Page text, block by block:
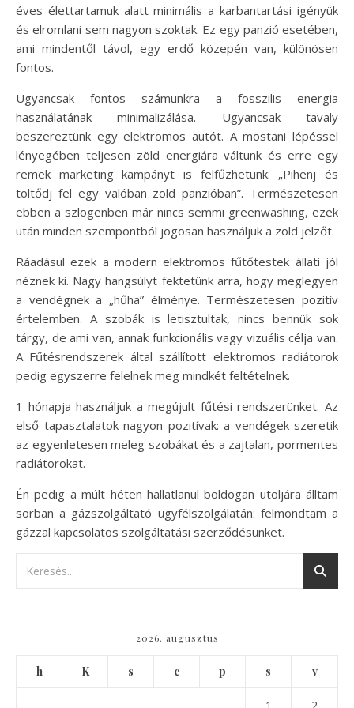
éves élettartamuk alatt minimális a karbantartási igényük
és elromlani sem nagyon szoktak. Ez egy panzió esetében,
ami mindentől távol, egy erdő közepén van, különösen
fontos.
Ugyancsak fontos számunkra a fosszilis energia
használatának minimalizálása. Ugyancsak tavaly
beszereztünk egy elektromos autót. A mostani lépéssel
lényegében teljesen zöld energiára váltunk és erre egy
remek marketing kampányt is felfűzhetünk: „Pihenj és
töltődj fel egy valóban zöld panzióban”. Természetesen
ebben a szlogenben már nincs semmi greenwashing, ezek
után minden szempontból jogosan használjuk a zöld jelzőt.
Ráadásul ezek a modern elektromos fűtőtestek állati jól
néznek ki. Nagy hangsúlyt fektetünk arra, hogy meglegyen
a vendégnek a „hűha” élménye. Természetesen pozitív
értelemben. A szobák is letisztultak, nincs bennük sok
tárgy, de ami van, annak funkcionális vagy vizuális célja van.
A Fűtésrendszerek által szállított elektromos radiátorok
pedig egyszerre felelnek meg mindkét feltételnek.
1 hónapja használjuk a megújult fűtési rendszerünket. Az
első tapasztalatok nagyon pozitívak: a vendégek szeretik
az egyenletesen meleg szobákat és a zajtalan, pormentes
radiátorokat.
Én pedig a múlt héten hallatlanul boldogan utoljára álltam
sorban a gázszolgáltató ügyfélszolgálatán: felmondtam a
gázzal kapcsolatos szolgáltatási szerződésünket.
2026. augusztus
h K s c p s v